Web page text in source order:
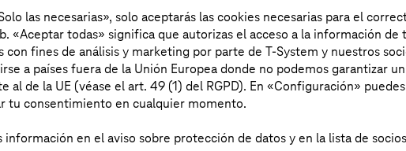
con nosotros 0034 935015000
las necesarias», solo aceptarás las cookies necesarias para el
«Aceptar todas» significa que autorizas el acceso a la información de
con fines de análisis y marketing por parte de T-System y nuestros
a países fuera de la Unión Europea donde no podemos garantizar
al de la UE (véase el art. 49 (1) del RGPD). En «Configuración»
tu consentimiento en cualquier momento.
información en el aviso sobre protección de datos y en la lista de